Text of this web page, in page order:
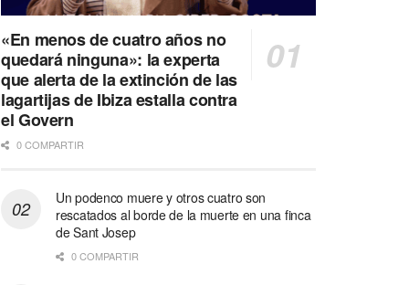
«En menos de cuatro años no
quedará ninguna»: la experta
que alerta de la extinción de las
lagartijas de Ibiza estalla contra
el Govern
0 COMPARTIR
Un podenco muere y otros cuatro son
rescatados al borde de la muerte en una finca
de Sant Josep
0 COMPARTIR